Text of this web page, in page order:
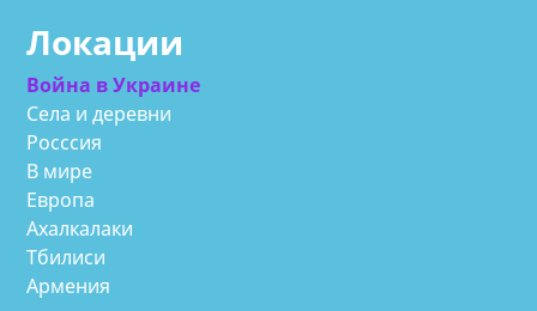
Локации
Война в Украине
Села и деревни
Росссия
В мире
Европа
Ахалкалаки
Тбилиси
Армения